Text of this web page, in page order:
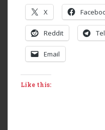
X
Reddit
Email
Like this: